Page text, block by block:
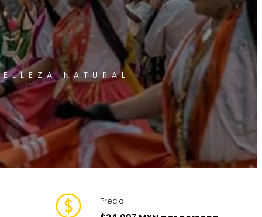
NATURAL
Precio